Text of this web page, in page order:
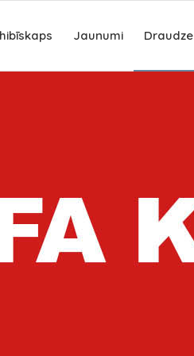
Jaunumi Draudze